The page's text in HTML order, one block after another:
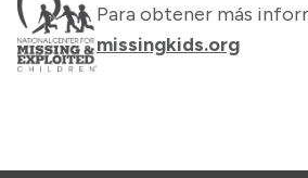
Para obtener más
missingkids.org